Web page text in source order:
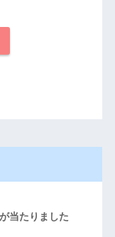
当たりました